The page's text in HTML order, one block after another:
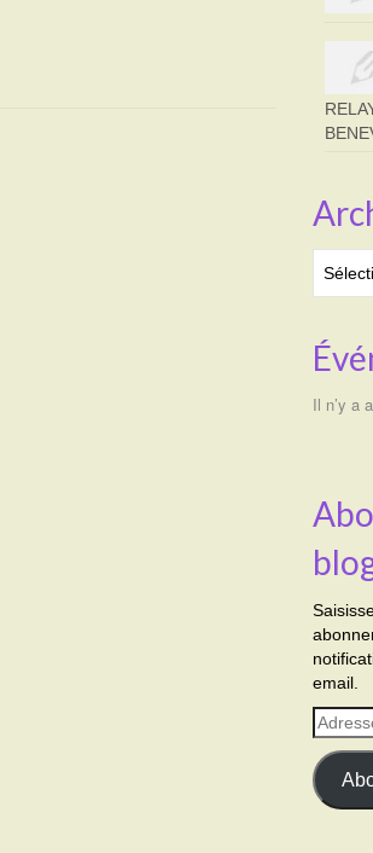
Il n’y a
email.
e-
mail